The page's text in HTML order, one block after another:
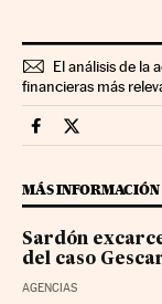
El análisis de la
financieras más
Economia Cinco
Economia
MÁS INFORMACIÓN
Sardón
del caso
AGENCIAS